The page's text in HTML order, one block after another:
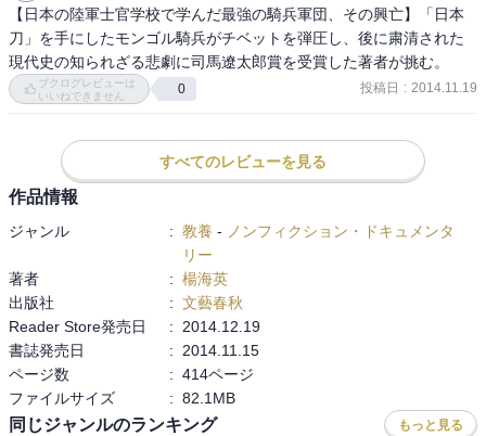
【日本の陸軍士官学校で学んだ最強の騎兵軍団、その興亡】「日本
刀」を手にしたモンゴル騎兵がチベットを弾圧し、後に粛清された
現代史の知られざる悲劇に司馬遼太郎賞を受賞した著者が挑む。
ブクログレビューは
いいねできません
0 投稿日 : 2014.11.19
すべてのレビューを見る
作品情報
ジャンル : 教養 - ノンフィクション・ドキュメンタ
リー
著者
: 楊海英
出版社
: 文藝春秋
Reader Store発売日
:
2014.12.19
書誌発売日
:
2014.11.15
ページ数
: 414ページ
ファイルサイズ
: 82.1MB
同じジャンルのランキング もっと見る